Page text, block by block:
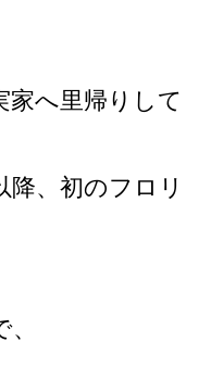
へ里帰りして
、初のフロリ